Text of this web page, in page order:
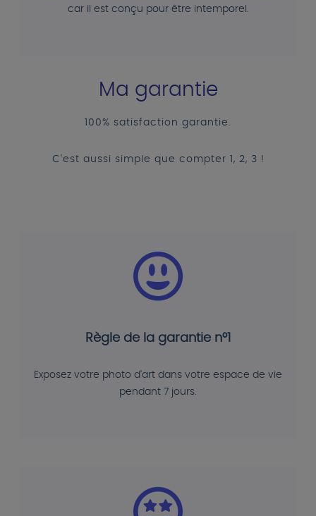
car il est conçu pour être intemporel.
Ma garantie
100% satisfaction garantie.
C'est aussi simple que compter 1, 2, 3 !
Règle de la garantie n°1
Exposez votre photo d'art dans votre espace de vie
pendant 7 jours.